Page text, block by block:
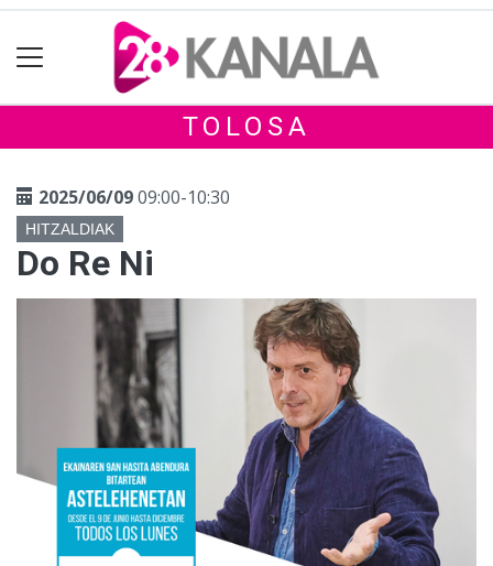
TOLOSA
2025/06/0909:00-10:30
HITZALDIAK
Do Re Ni